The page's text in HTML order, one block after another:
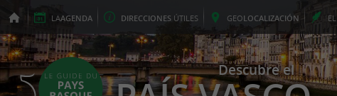
LAAGENDA DIRECCIONES ÚTILES GEOLOCALIZACIÓN EL
Descubre el